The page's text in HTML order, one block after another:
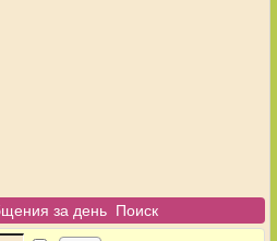
за день Поиск